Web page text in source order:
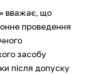
вважає, що
проведення
засобу
після допуску